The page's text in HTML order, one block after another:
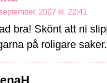
2007 kl. 22:41
bra! Skönt att ni
på roligare saker.